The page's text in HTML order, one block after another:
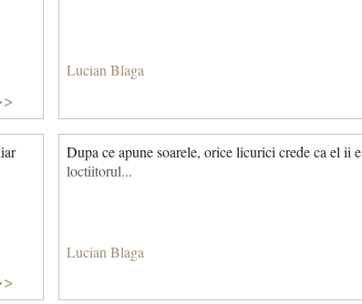
Lucian Blaga
Dupa ce apune soarele, orice licurici crede ca el ii e
loctiitorul...
Lucian Blaga